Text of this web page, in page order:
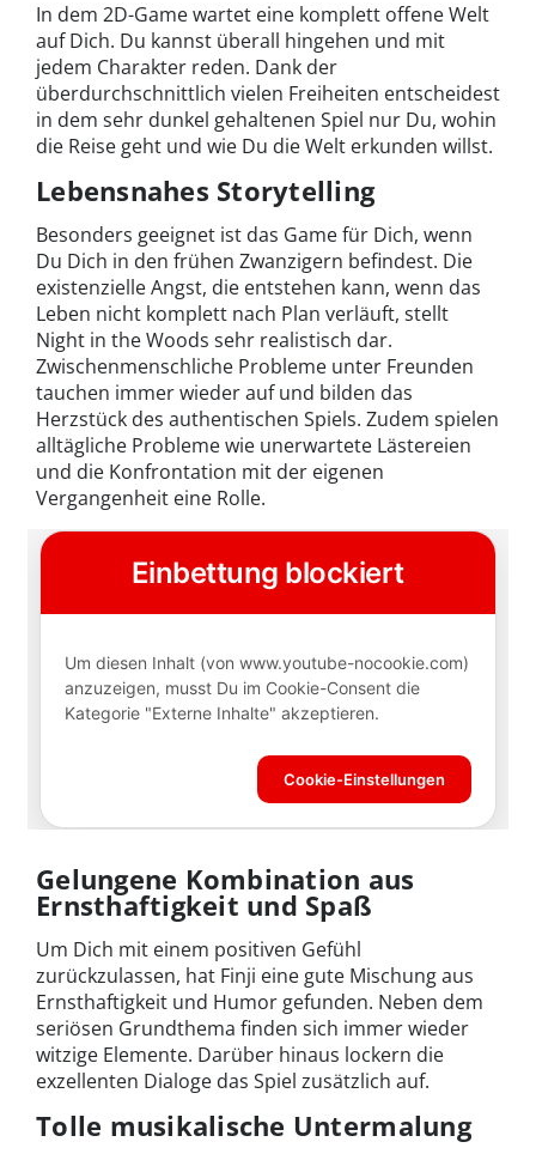
In dem 2D-Game wartet eine komplett offene Welt
auf Dich. Du kannst überall hingehen und mit
jedem Charakter reden. Dank der
überdurchschnittlich vielen Freiheiten entscheidest
in dem sehr dunkel gehaltenen Spiel nur Du, wohin
die Reise geht und wie Du die Welt erkunden willst.
Lebensnahes Storytelling
Besonders geeignet ist das Game für Dich, wenn
Du Dich in den frühen Zwanzigern befindest. Die
existenzielle Angst, die entstehen kann, wenn das
Leben nicht komplett nach Plan verläuft, stellt
Night in the Woods sehr realistisch dar.
Zwischenmenschliche Probleme unter Freunden
tauchen immer wieder auf und bilden das
Herzstück des authentischen Spiels. Zudem spielen
alltägliche Probleme wie unerwartete Lästereien
und die Konfrontation mit der eigenen
Vergangenheit eine Rolle.
Gelungene Kombination aus
Ernsthaftigkeit und Spaß
Um Dich mit einem positiven Gefühl
zurückzulassen, hat Finji eine gute Mischung aus
Ernsthaftigkeit und Humor gefunden. Neben dem
seriösen Grundthema finden sich immer wieder
witzige Elemente. Darüber hinaus lockern die
exzellenten Dialoge das Spiel zusätzlich auf.
Tolle musikalische Untermalung